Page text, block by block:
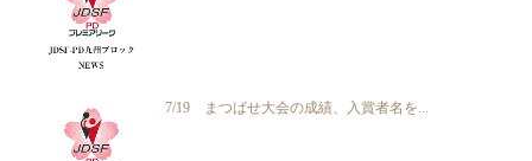
7/19 まつばせ大会の成績、入賞者名を...